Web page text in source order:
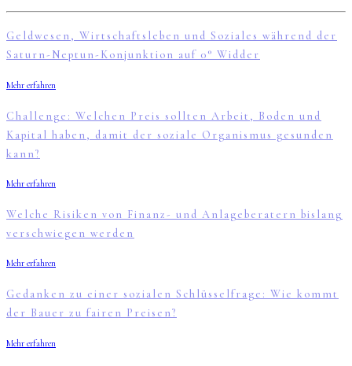
Geldwesen, Wirtschaftsleben und Soziales während der
Saturn-Neptun-Konjunktion auf 0° Widder
Mehr erfahren
Challenge: Welchen Preis sollten Arbeit, Boden und
Kapital haben, damit der soziale Organismus gesunden
kann?
Mehr erfahren
Welche Risiken von Finanz- und Anlageberatern bislang
verschwiegen werden
Mehr erfahren
Gedanken zu einer sozialen Schlüsselfrage: Wie kommt
der Bauer zu fairen Preisen?
Mehr erfahren